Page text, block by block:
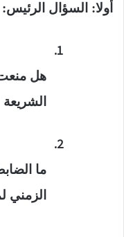
أولا: السؤال الرئيس:
1.
هل
2.
ما
الزمني